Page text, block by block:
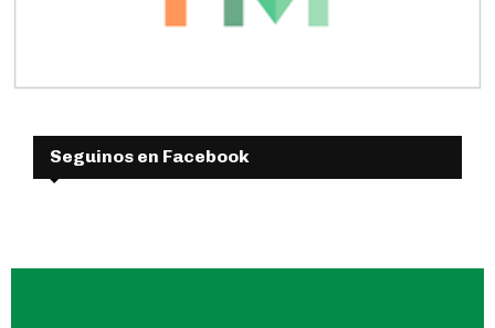
Seguinos en Facebook